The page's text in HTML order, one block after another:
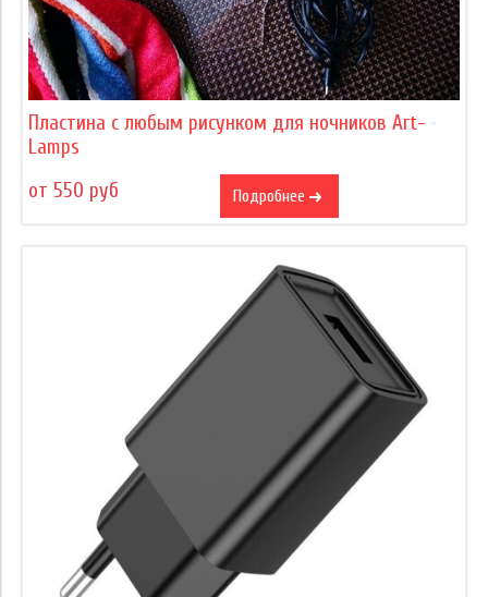
Пластина с любым рисунком для ночников Art-
Lamps
от 550 руб
Подробнее